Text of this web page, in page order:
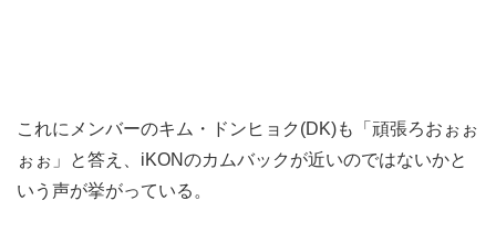
これにメンバーのキム・ドンヒョク(DK)も「頑張ろおぉぉ
ぉぉ」と答え、iKONのカムバックが近いのではないかと
いう声が挙がっている。